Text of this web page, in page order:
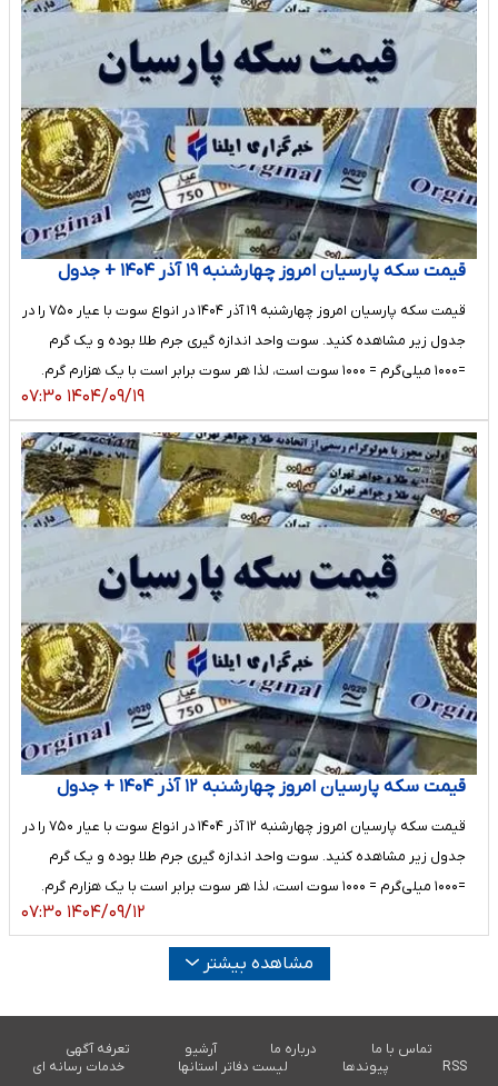
قیمت سکه پارسیان امروز چهارشنبه ۱۹ آذر ۱۴۰۴ + جدول
قیمت سکه پارسیان امروز چهارشنبه ۱۹ آذر ۱۴۰۴ در انواع سوت با عیار ۷۵۰ را در
جدول زیر مشاهده کنید. سوت واحد اندازه گیری جرم طلا بوده و یک گرم
=۱۰۰۰ میلی‌گرم = ۱۰۰۰ سوت است، لذا هر سوت برابر است با یک هزارم گرم.
۱۴۰۴/۰۹/۱۹ ۰۷:۳۰
قیمت سکه پارسیان امروز چهارشنبه ۱۲ آذر ۱۴۰۴ + جدول
قیمت سکه پارسیان امروز چهارشنبه ۱۲ آذر ۱۴۰۴ در انواع سوت با عیار ۷۵۰ را در
جدول زیر مشاهده کنید. سوت واحد اندازه گیری جرم طلا بوده و یک گرم
=۱۰۰۰ میلی‌گرم = ۱۰۰۰ سوت است، لذا هر سوت برابر است با یک هزارم گرم.
۱۴۰۴/۰۹/۱۲ ۰۷:۳۰
مشاهده بیشتر
تماس با ما درباره ما آرشیو
تعرفه آگهی
RSS
پیوندها لیست دفاتر استانها خدمات رسانه ای